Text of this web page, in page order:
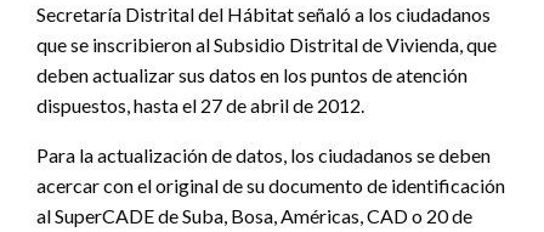
Secretaría Distrital del Hábitat señaló a los ciudadanos
que se inscribieron al Subsidio Distrital de Vivienda, que
deben actualizar sus datos en los puntos de atención
dispuestos, hasta el 27 de abril de 2012.
Para la actualización de datos, los ciudadanos se deben
acercar con el original de su documento de identificación
al SuperCADE de Suba, Bosa, Américas, CAD o 20 de